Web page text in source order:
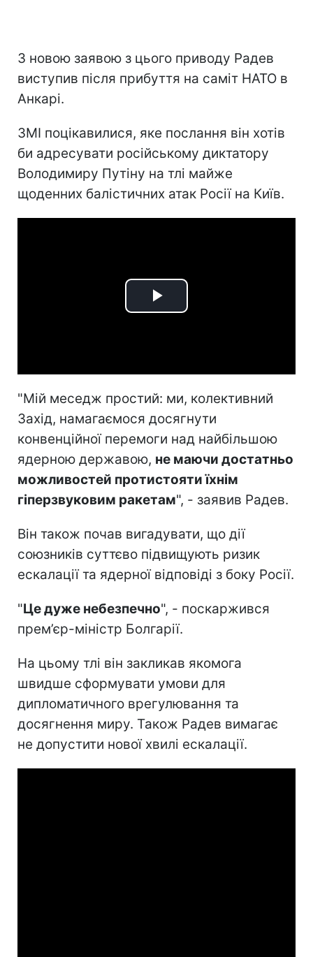
З новою заявою з цього приводу Радев
виступив після прибуття на саміт НАТО в
Анкарі.
ЗМІ поцікавилися, яке послання він хотів
би адресувати російському диктатору
Володимиру Путіну на тлі майже
щоденних балістичних атак Росії на Київ.
Play
"Мій меседж простий: ми, колективний
Захід, намагаємося досягнути
конвенційної перемоги над найбільшою
ядерною державою, не маючи достатньо
можливостей протистояти їхнім
гіперзвуковим ракетам", - заявив Радев.
Він також почав вигадувати, що дії
союзників суттєво підвищують ризик
ескалації та ядерної відповіді з боку Росії.
"Це дуже небезпечно", - поскаржився
прем’єр-міністр Болгарії.
На цьому тлі він закликав якомога
швидше сформувати умови для
дипломатичного врегулювання та
досягнення миру. Також Радев вимагає
не допустити нової хвилі ескалації.